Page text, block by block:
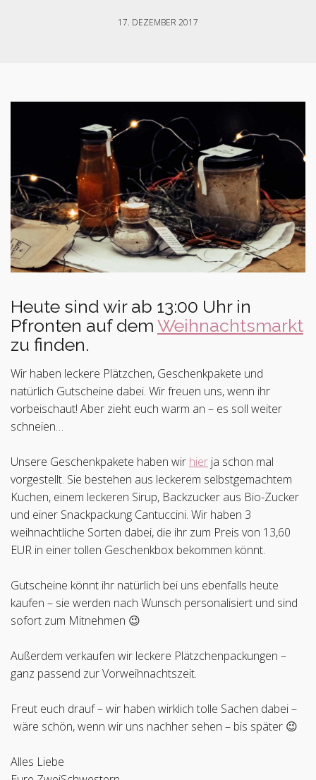
17. DEZEMBER 2017
Heute sind wir ab 13:00 Uhr in
Pfronten auf dem Weihnachtsmarkt
zu finden.
Wir haben leckere Plätzchen, Geschenkpakete und
natürlich Gutscheine dabei. Wir freuen uns, wenn ihr
vorbeischaut! Aber zieht euch warm an – es soll weiter
schneien…
Unsere Geschenkpakete haben wir hier ja schon mal
vorgestellt. Sie bestehen aus leckerem selbstgemachtem
Kuchen, einem leckeren Sirup, Backzucker aus Bio-Zucker
und einer Snackpackung Cantuccini. Wir haben 3
weihnachtliche Sorten dabei, die ihr zum Preis von 13,60
EUR in einer tollen Geschenkbox bekommen könnt.
Gutscheine könnt ihr natürlich bei uns ebenfalls heute
kaufen – sie werden nach Wunsch personalisiert und sind
sofort zum Mitnehmen 😉
Außerdem verkaufen wir leckere Plätzchenpackungen –
ganz passend zur Vorweihnachtszeit.
Freut euch drauf – wir haben wirklich tolle Sachen dabei –
wäre schön, wenn wir uns nachher sehen – bis später 😉
Alles Liebe